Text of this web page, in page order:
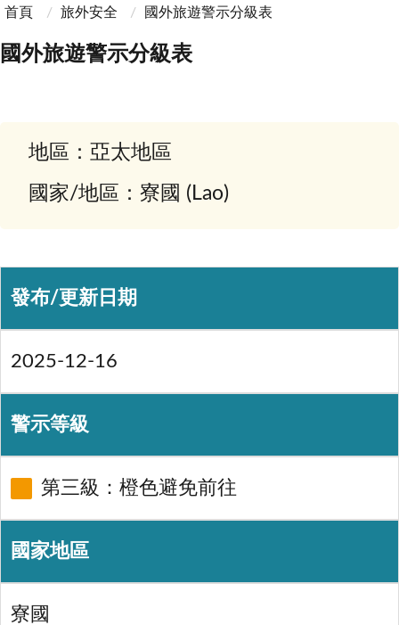
首頁 旅外安全 國外旅遊警示分級表
國外旅遊警示分級表
地區：亞太地區
國家/地區：寮國 (Lao)
發布/更新日期
2025-12-16
警示等級
第三級：橙色避免前往
國家地區
寮國